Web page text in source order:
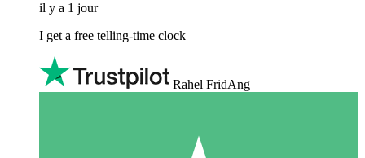
il y a 1 jour
I get a free telling-time clock
Rahel FridAng